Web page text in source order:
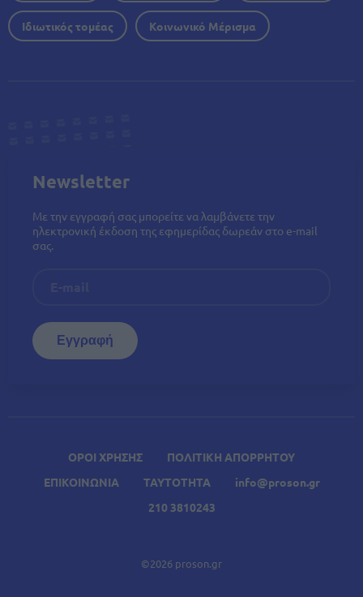
ΟΡΟΙ ΧΡΗΣΗΣ
ΠΟΛΙΤΙΚΗ ΑΠΟΡΡΗΤΟΥ
ΕΠΙΚΟΙΝΩΝΙΑ
ΤΑΥΤΟΤΗΤΑ
info@proson.gr
210 3810243
©2026 proson.gr
Ιδιωτικός τομέας Κοινωνικό Μέρισμα
Newsletter
Με την εγγραφή σας μπορείτε να λαμβάνετε την
ηλεκτρονική έκδοση της εφημερίδας δωρεάν στο e-mail
σας.